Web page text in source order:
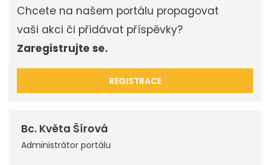
Chcete na našem portálu propagovat
vaši akci či přidávat příspěvky?
Zaregistrujte se.
REGISTRACE
Bc. Květa Šírová
Administrátor portálu